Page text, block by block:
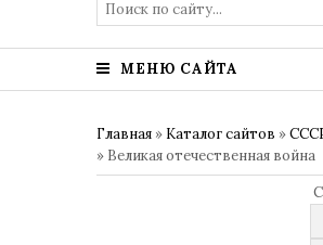
МЕНЮ САЙТА
Главная » Каталог сайтов »
» Великая отечественная война